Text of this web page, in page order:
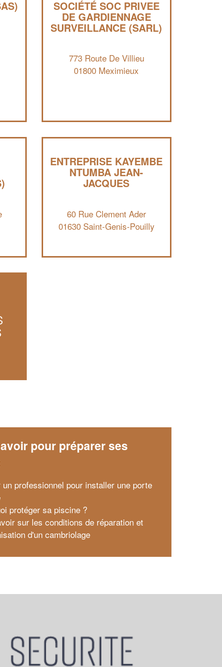
SOCIÉTÉ SOC PRIVEE
DE GARDIENNAGE
SURVEILLANCE (SARL)
773 Route De Villieu
01800 Meximieux
ENTREPRISE KAYEMBE
NTUMBA JEAN-
JACQUES
60 Rue Clement Ader
01630 Saint-Genis-Pouilly
pour préparer ses
un professionnel pour installer une porte
protéger sa piscine ?
sur les conditions de réparation et
d'un cambriolage
✕
Vous êtes un
professionnel ?
Augmentez votrechiffre d'affaires
vosmargestout en gagnant de